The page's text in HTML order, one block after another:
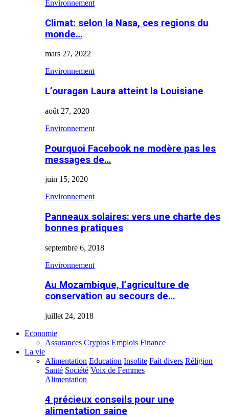
Environnement
Climat: selon la Nasa, ces regions du
monde…
mars 27, 2022
Environnement
L’ouragan Laura atteint la Louisiane
août 27, 2020
Environnement
Pourquoi Facebook ne modère pas les
messages de…
juin 15, 2020
Environnement
Panneaux solaires: vers une charte des
bonnes pratiques
septembre 6, 2018
Environnement
Au Mozambique, l’agriculture de
conservation au secours de…
juillet 24, 2018
Economie
Assurances Cryptos Emplois Finance
La vie
Alimentation Education Insolite Fait divers Réligion
Santé Société Voix de Femmes
Alimentation
4 précieux conseils pour une
alimentation saine